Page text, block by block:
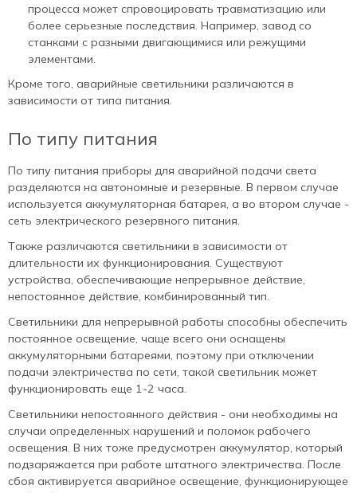
процесса может спровоцировать травматизацию или
более серьезные последствия. Например, завод со
станками с разными двигающимися или режущими
элементами.
Кроме того, аварийные светильники различаются в
зависимости от типа питания.
По типу питания
По типу питания приборы для аварийной подачи света
разделяются на автономные и резервные. В первом случае
используется аккумуляторная батарея, а во втором случае -
сеть электрического резервного питания.
Также различаются светильники в зависимости от
длительности их функционирования. Существуют
устройства, обеспечивающие непрерывное действие,
непостоянное действие, комбинированный тип.
Светильники для непрерывной работы способны обеспечить
постоянное освещение, чаще всего они оснащены
аккумуляторными батареями, поэтому при отключении
подачи электричества по сети, такой светильник может
функционировать еще 1-2 часа.
Светильники непостоянного действия - они необходимы на
случаи определенных нарушений и поломок рабочего
освещения. В них тоже предусмотрен аккумулятор, который
подзаряжается при работе штатного электричества. После
сбоя активируется аварийное освещение, функционирующее